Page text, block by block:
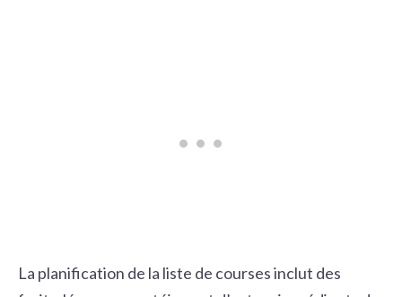
La planification de la liste de courses inclut des